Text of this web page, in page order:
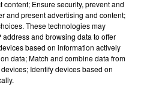
Ensure security, prevent and
and present advertising and content;
These technologies may
and browsing data to offer
based on information actively
data; Match and combine data from
Identify devices based on